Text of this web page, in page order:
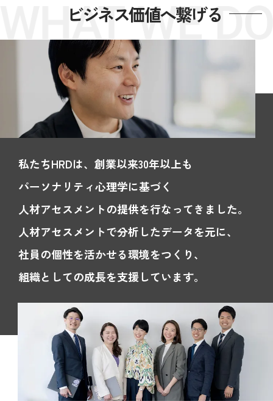
ビジネス価値へ繋げる
私たちHRDは、創業以来30年以上も
パーソナリティ心理学に基づく
人材アセスメントの提供を行なってきました。
人材アセスメントで分析したデータを元に、
社員の個性を活かせる環境をつくり、
組織としての成長を支援しています。